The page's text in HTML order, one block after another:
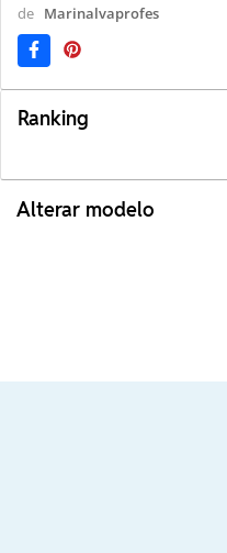
de Marinalvaprofes
Ranking
Alterar modelo